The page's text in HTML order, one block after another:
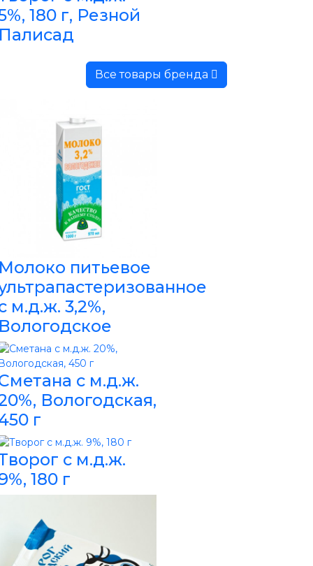
180 г, Резной
Все товары бренда
питьевое
м.д.ж. 3,2%,
с м.д.ж.
Вологодская,
г
с м.д.ж.
180 г